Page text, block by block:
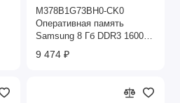
M378B1G73BH0-CK0
Оперативная память
Samsung 8 Гб DDR3 1600
МГц
9 474 ₽